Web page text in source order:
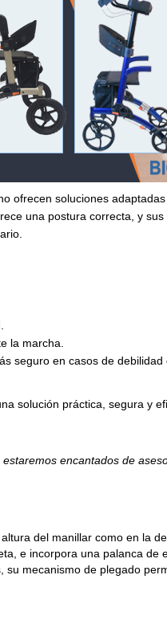
ofrecen soluciones
una postura correcta, y
la marcha.
seguro en casos de debilidad
solución práctica, segura y
estaremos encantados de
del manillar como en la
e incorpora una palanca de
mecanismo de plegado